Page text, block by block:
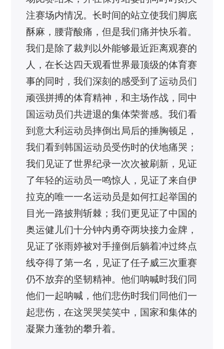
注赛场内情况。长时间的站立使我们脚底
酥麻，腰背酸痛，但是我们痛并快乐着。
我们是除了裁判以外能够最近距离观赛的
人，在长达四天观看世界最顶级的体育赛
事的同时，我们深刻的感受到了运动员们
顽强拼搏的体育精神，和主场作战，同中
国运动员们共进退的集体荣誉感。我们看
到意大利运动员摔倒出局后的捶胸顿足，
我们看到韩国运动员受伤时的伏地痛哭；
我们见证了世界纪录一次次被刷新，见证
了年轻的运动员一鸣惊人，见证了来自伊
拉克的唯一一名运动员是如何扛起举国的
目光一路披荆斩棘；我们更见证了中国的
奥运健儿们十分钟内勇夺两块接力金牌，
见证了张雨婷被对手撞倒后躺着冲过终点
线夺得了第一名，见证了任子威三次重赛
仍不放弃的坚韧精神。他们呐喊时我们同
他们一起呐喊，他们悲伤时我们同他们一
起悲伤，在这哭哭笑笑中，国家和集体的
凝聚力蓬勃的攀升着。